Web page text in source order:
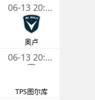
06-13 20:00
奥卢
06-13 20:00
TPS图尔库